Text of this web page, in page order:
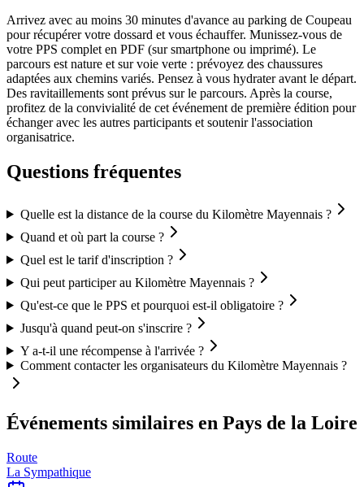
Arrivez avec au moins 30 minutes d'avance au parking de Coupeau
pour récupérer votre dossard et vous échauffer. Munissez-vous de
votre PPS complet en PDF (sur smartphone ou imprimé). Le
parcours est nature et sur voie verte : prévoyez des chaussures
adaptées aux chemins variés. Pensez à vous hydrater avant le départ.
Des ravitaillements sont prévus sur le parcours. Après la course,
profitez de la convivialité de cet événement de première édition pour
échanger avec les autres participants et soutenir l'association
organisatrice.
Questions fréquentes
Quelle est la distance de la course du Kilomètre Mayennais ?
Quand et où part la course ?
Quel est le tarif d'inscription ?
Qui peut participer au Kilomètre Mayennais ?
Qu'est-ce que le PPS et pourquoi est-il obligatoire ?
Jusqu'à quand peut-on s'inscrire ?
Y a-t-il une récompense à l'arrivée ?
Comment contacter les organisateurs du Kilomètre Mayennais ?
Événements similaires en Pays de la Loire
Route
La Sympathique